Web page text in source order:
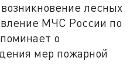
лесных
МЧС России по
о
мер пожарной